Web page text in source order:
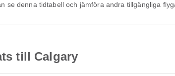
se denna tidtabell och jämföra andra tillgängliga
till Calgary